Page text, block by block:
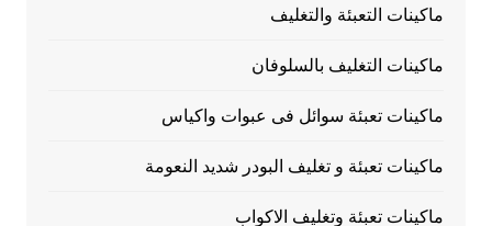
ماكينات التعبئة والتغليف
ماكينات التغليف بالسلوفان
ماكينات تعبئة سوائل فى عبوات واكياس
ماكينات تعبئة و تغليف البودر شديد النعومة
ماكينات تعبئة وتغليف الاكواب